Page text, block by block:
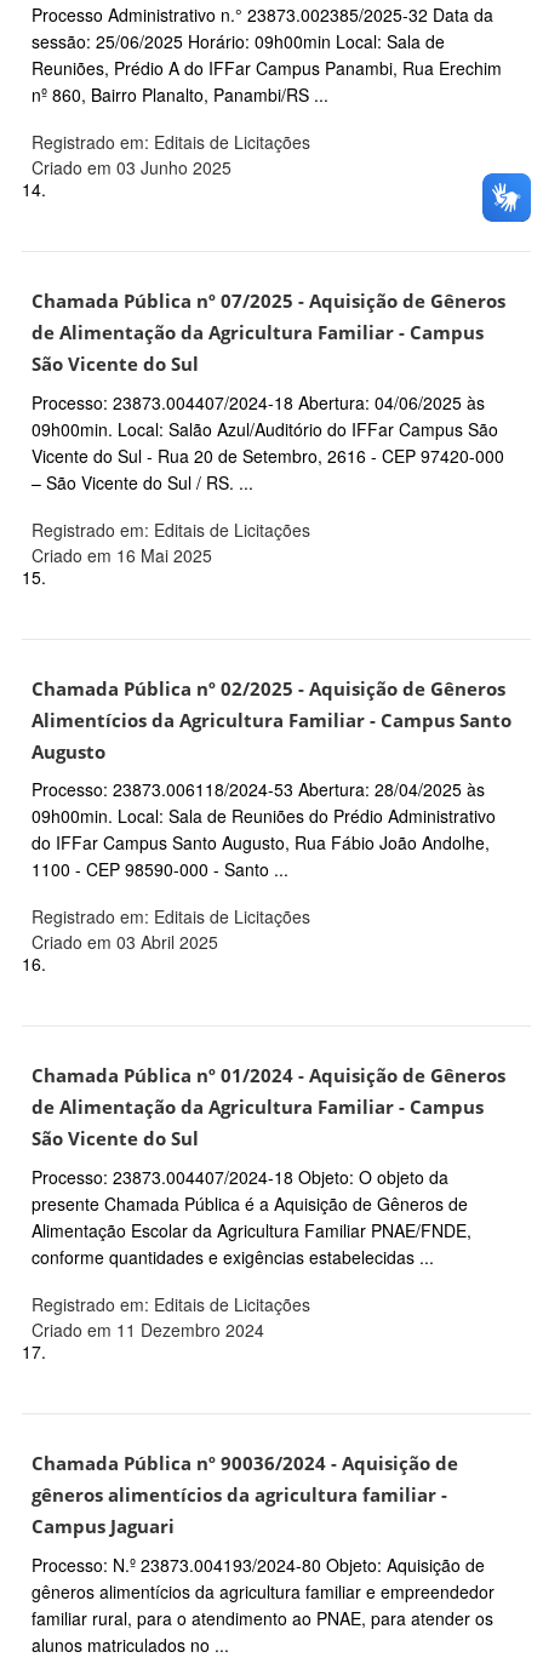
Processo Administrativo n.° 23873.002385/2025-32 Data da
sessão: 25/06/2025 Horário: 09h00min Local: Sala de
Reuniões, Prédio A do IFFar Campus Panambi, Rua Erechim
nº 860, Bairro Planalto, Panambi/RS ...
Registrado em: Editais de Licitações
Criado em 03 Junho 2025
14.
Chamada Pública nº 07/2025 - Aquisição de Gêneros
de Alimentação da Agricultura Familiar - Campus
São Vicente do Sul
Processo: 23873.004407/2024-18 Abertura: 04/06/2025 às
09h00min. Local: Salão Azul/Auditório do IFFar Campus São
Vicente do Sul - Rua 20 de Setembro, 2616 - CEP 97420-000
– São Vicente do Sul / RS. ...
Registrado em: Editais de Licitações
Criado em 16 Mai 2025
15.
Chamada Pública nº 02/2025 - Aquisição de Gêneros
Alimentícios da Agricultura Familiar - Campus Santo
Augusto
Processo: 23873.006118/2024-53 Abertura: 28/04/2025 às
09h00min. Local: Sala de Reuniões do Prédio Administrativo
do IFFar Campus Santo Augusto, Rua Fábio João Andolhe,
1100 - CEP 98590-000 - Santo ...
Registrado em: Editais de Licitações
Criado em 03 Abril 2025
16.
Chamada Pública nº 01/2024 - Aquisição de Gêneros
de Alimentação da Agricultura Familiar - Campus
São Vicente do Sul
Processo: 23873.004407/2024-18 Objeto: O objeto da
presente Chamada Pública é a Aquisição de Gêneros de
Alimentação Escolar da Agricultura Familiar PNAE/FNDE,
conforme quantidades e exigências estabelecidas ...
Registrado em: Editais de Licitações
Criado em 11 Dezembro 2024
17.
Chamada Pública nº 90036/2024 - Aquisição de
gêneros alimentícios da agricultura familiar -
Campus Jaguari
Processo: N.º 23873.004193/2024-80 Objeto: Aquisição de
gêneros alimentícios da agricultura familiar e empreendedor
familiar rural, para o atendimento ao PNAE, para atender os
alunos matriculados no ...